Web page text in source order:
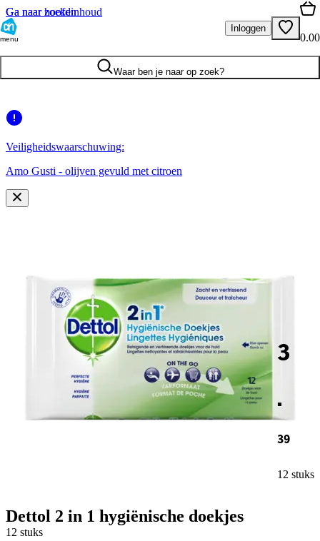
Ga naar hoofdinhoud
Ga naar zoeken
menu
Inloggen
0.00
Waar ben je naar op zoek?
Veiligheidswaarschuwing:
Amo Gusti - olijven gevuld met citroen
3
.
39
12 stuks
Dettol 2 in 1 hygiënische doekjes
12 stuks